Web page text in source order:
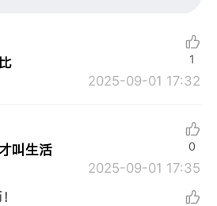
2025-09-01 17:32
1
叫生活
2025-09-01 17:35
0